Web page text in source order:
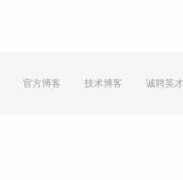
官方博客 技术博客 诚聘英才